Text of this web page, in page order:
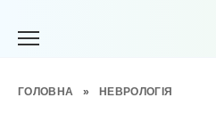
ГОЛОВНА » НЕВРОЛОГІЯ